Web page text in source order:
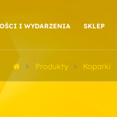
I WYDARZENIA SKLEP
Produkty Koparki